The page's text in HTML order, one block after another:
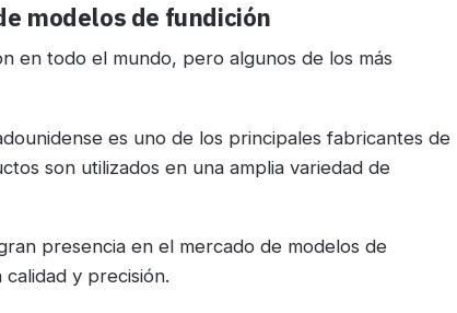
modelos de fundición
en todo el mundo, pero algunos de los más
es uno de los principales fabricantes de
son utilizados en una amplia variedad de
presencia en el mercado de modelos de
y precisión.